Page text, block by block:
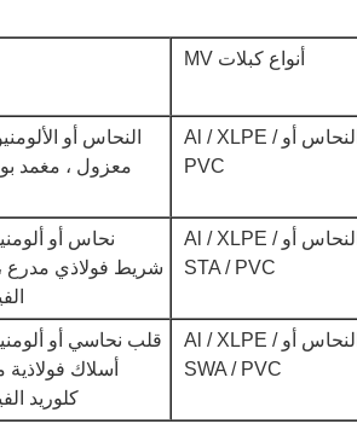
أنواع كبلات MV
النحاس أو Al / XLPE /
PVC
معزول ، مغمد
النحاس أو Al / XLPE /
STA / PVC
شريط فولاذي مدرع
النحاس أو Al / XLPE /
SWA / PVC
أسلاك
كلوريد